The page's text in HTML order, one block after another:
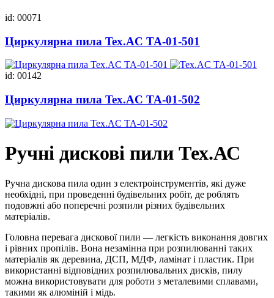
id: 00071
Циркулярна пила Tex.AC ТА-01-501
id: 00142
Циркулярна пила Tex.AC ТА-01-502
Ручні дискові пили Тех.АС
Ручна дискова пила один з електроінструментів, які дуже
необхідні, при проведенні будівельних робіт, де роблять
подовжні або поперечні розпили різних будівельних
матеріалів.
Головна перевага дискової пили — легкість виконання довгих
і рівних пропілів. Вона незамінна при розпилюванні таких
матеріалів як деревина, ДСП, МДФ, ламінат і пластик. При
використанні відповідних розпилювальних дисків, пилу
можна використовувати для роботи з металевими сплавами,
такими як алюміній і мідь.